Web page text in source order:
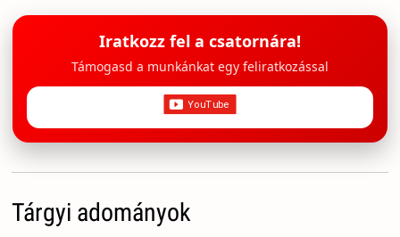
Iratkozz fel a csatornára!
Támogasd a munkánkat egy feliratkozással
Tárgyi adományok